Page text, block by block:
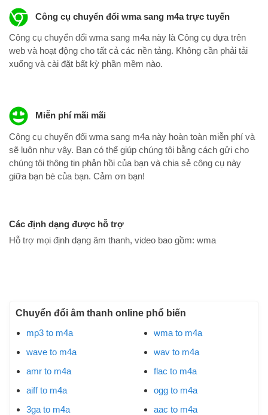
Công cụ chuyển đổi wma sang m4a trực tuyến
Công cụ chuyển đổi wma sang m4a này là Công cụ dựa trên
web và hoạt động cho tất cả các nền tảng. Không cần phải tải
xuống và cài đặt bất kỳ phần mềm nào.
Miễn phí mãi mãi
Công cụ chuyển đổi wma sang m4a này hoàn toàn miễn phí và
sẽ luôn như vậy. Bạn có thể giúp chúng tôi bằng cách gửi cho
chúng tôi thông tin phản hồi của bạn và chia sẻ công cụ này
giữa bạn bè của bạn. Cảm ơn bạn!
Các định dạng được hỗ trợ
Hỗ trợ mọi định dạng âm thanh, video bao gồm: wma
Chuyển đổi âm thanh online phổ biến
mp3 to m4a
wave to m4a
amr to m4a
aiff to m4a
3ga to m4a
wma to m4a
wav to m4a
flac to m4a
ogg to m4a
aac to m4a